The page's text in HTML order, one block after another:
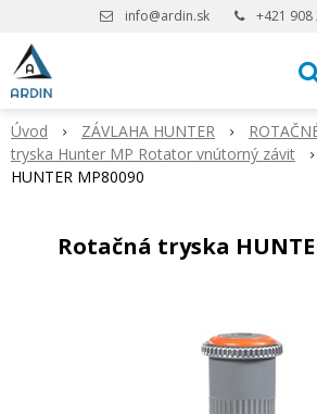
info@ardin.sk +421 908
Úvod ZÁVLAHA HUNTER
tryska Hunter MP Rotator vnútorný závit
HUNTER MP80090
Rotačná tryska